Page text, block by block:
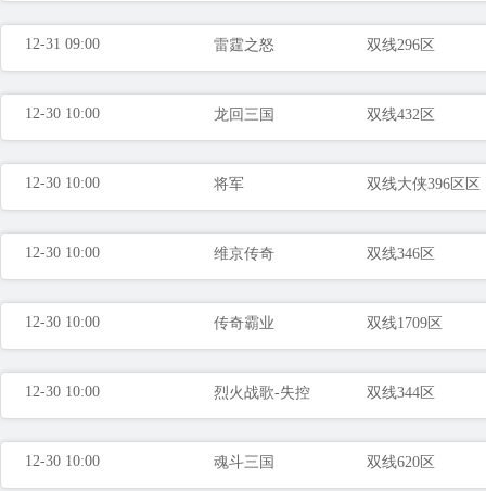
12-31 09:00 雷霆之怒 双线296区
12-30 10:00 龙回三国 双线432区
12-30 10:00 将军 双线大侠396区区
12-30 10:00 维京传奇 双线346区
12-30 10:00 传奇霸业 双线1709区
12-30 10:00 烈火战歌-失控 双线344区
12-30 10:00 魂斗三国 双线620区